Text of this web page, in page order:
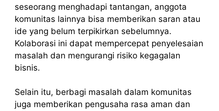
seseorang menghadapi tantangan, anggota
komunitas lainnya bisa memberikan saran atau
ide yang belum terpikirkan sebelumnya.
Kolaborasi ini dapat mempercepat penyelesaian
masalah dan mengurangi risiko kegagalan
bisnis.
Selain itu, berbagi masalah dalam komunitas
juga memberikan pengusaha rasa aman dan